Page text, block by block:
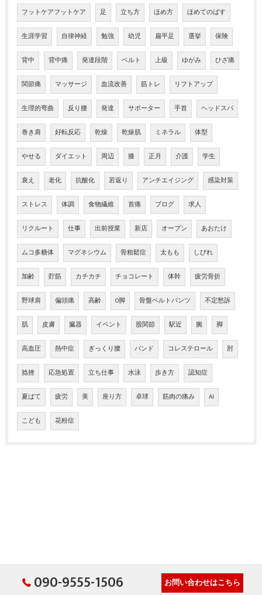
フットケアフットケア 足 立ち方 ほめ方 ほめてのばす
生涯学習 自律神経 勉強 幼児 扁平足 選挙 保険
背中 背中痛 発達段階 ベルト 上級 ゆがみ ひざ痛
関節痛 マッサージ 血流改善 筋トレ リフトアップ
生理的弯曲 反り腰 発達 サポーター 手首 ヘッドスパ
巻き肩 好転反応 乾燥 乾燥肌 ミネラル 体型
やせる ダイエット 周辺 膝 正月 介護 学生
衰え 老化 抗酸化 若返り アンチエイジング 感染対策
ストレス 体調 食物繊維 首痛 ブログ 求人
リクルート 仕事 出前授業 新店 オープン あおたけ
ムコ多糖体 マグネシウム 骨粗鬆症 太もも しびれ
加齢 貯筋 カチカチ チョコレート 体幹 疲労骨折
野球肩 偏頭痛 高齢 O脚 骨盤ベルトパンツ 不定愁訴
肌 皮膚 臓器 イベント 股関節 駅近 腕 脚
高血圧 熱中症 ぎっくり腰 バンド コレステロール 肘
捻挫 応急処置 立ち仕事 水泳 歩き方 認知症
夏ばて 疲労 美 座り方 卓球 筋肉の痛み AI
こども 花粉症
090-9555-1506 お問い合わせはこちら